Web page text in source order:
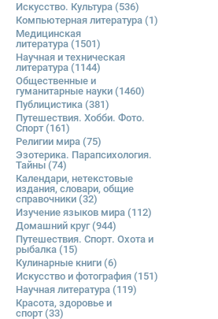
Искусство. Культура (536)
Компьютерная литература (1)
Медицинская
литература (1501)
Научная и техническая
литература (1144)
Общественные и
гуманитарные науки (1460)
Публицистика (381)
Путешествия. Хобби. Фото.
Спорт(161)
Религии мира (75)
Эзотерика. Парапсихология.
Тайны (74)
Календари, нетекстовые
издания, словари, общие
справочники (32)
Изучение языков мира (112)
Домашний круг(944)
Путешествия. Спорт. Охота и
рыбалка (15)
Кулинарные книги (6)
Искусство и фотография (151)
Научная литература (119)
Красота, здоровье и
спорт(33)